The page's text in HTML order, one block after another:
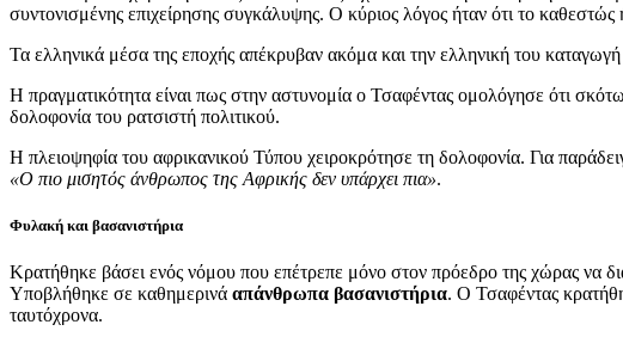
συντονισμένης επιχείρησης συγκάλυψης. Ο κύριος λόγος ήταν ότι το
Τα ελληνικά μέσα της εποχής απέκρυβαν ακόμα και την ελληνική του
Η πραγματικότητα είναι πως στην αστυνομία ο Τσαφέντας ομολόγησε ότι
δολοφονία του ρατσιστή πολιτικού.
Η πλειοψηφία του αφρικανικού Τύπου χειροκρότησε τη δολοφονία. Για
«Ο πιο μισητός άνθρωπος της Αφρικής δεν υπάρχει πια».
Φυλακή και βασανιστήρια
Κρατήθηκε βάσει ενός νόμου που επέτρεπε μόνο στον πρόεδρο της χώρας να
Υποβλήθηκε σε καθημερινά απάνθρωπα βασανιστήρια. Ο Τσαφέντας
ταυτόχρονα.